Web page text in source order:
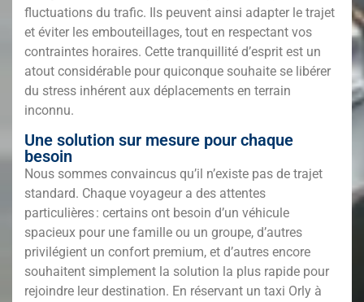
fluctuations du trafic. Ils peuvent ainsi adapter le trajet
et éviter les embouteillages, tout en respectant vos
contraintes horaires. Cette tranquillité d’esprit est un
atout considérable pour quiconque souhaite se libérer
du stress inhérent aux déplacements en terrain
inconnu.
Une solution sur mesure pour chaque
besoin
Nous sommes convaincus qu’il n’existe pas de trajet
standard. Chaque voyageur a des attentes
particulières : certains ont besoin d’un véhicule
spacieux pour une famille ou un groupe, d’autres
privilégient un confort premium, et d’autres encore
souhaitent simplement la solution la plus rapide pour
rejoindre leur destination. En réservant un taxi Orly à